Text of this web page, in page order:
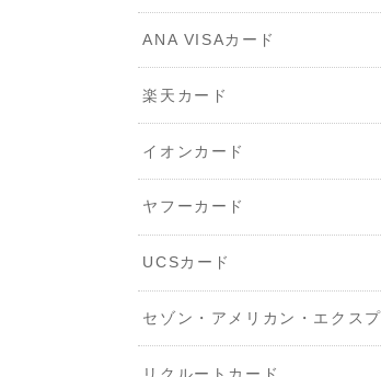
ANA VISAカード
楽天カード
イオンカード
ヤフーカード
UCSカード
セゾン・アメリカン・エクス
リクルートカード